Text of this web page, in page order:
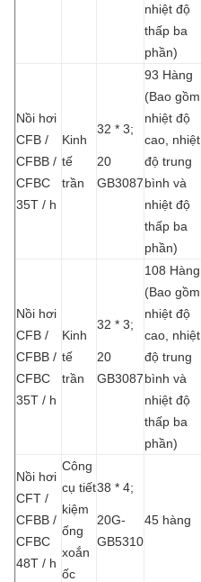
nhiệt độ
thấp ba
phần)
Nồi hơi
CFB /
CFBB /
CFBC
35T / h
Kinh
tế
trần
32 * 3;
20
GB3087
93 Hàng
(Bao gồm
nhiệt độ
cao, nhiệt
độ trung
bình và
nhiệt độ
thấp ba
phần)
Nồi hơi
CFB /
CFBB /
CFBC
35T / h
Kinh
tế
trần
32 * 3;
20
GB3087
108 Hàng
(Bao gồm
nhiệt độ
cao, nhiệt
độ trung
bình và
nhiệt độ
thấp ba
phần)
Nồi hơi
CFT /
CFBB /
CFBC
48T / h
Công
cụ tiết
kiệm
ống
xoắn
ốc
38 * 4;
20G-
GB5310
45 hàng